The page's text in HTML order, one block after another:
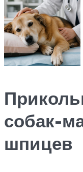
собак-
шпицев